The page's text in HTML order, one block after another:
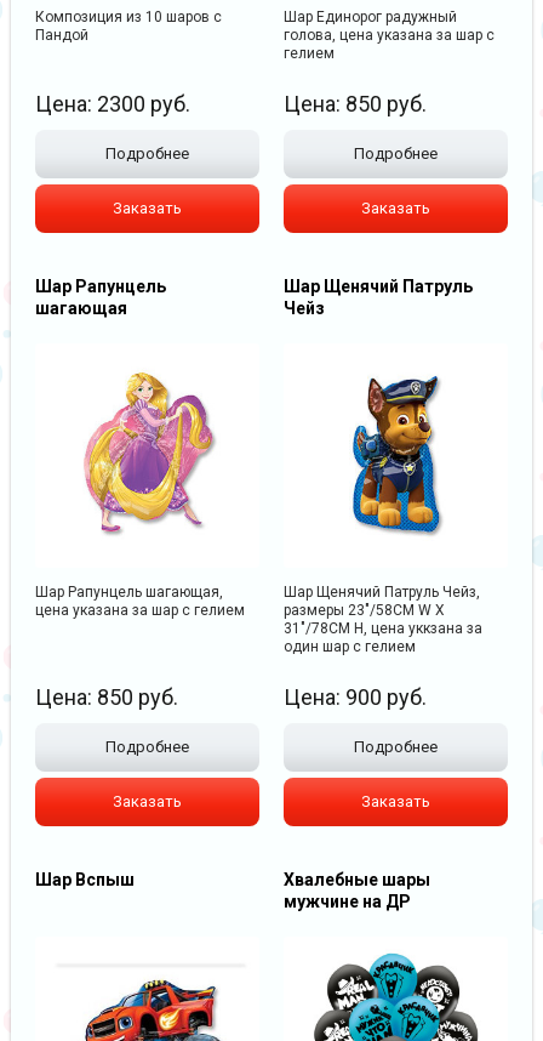
Композиция из 10 шаров с
Пандой
Цена: 2300 руб.
Подробнее
Заказать
Шар Единорог радужный
голова, цена указана за шар с
гелием
Цена: 850 руб.
Подробнее
Заказать
Шар Рапунцель
шагающая
Шар Рапунцель шагающая,
цена указана за шар с гелием
Цена: 850 руб.
Подробнее
Заказать
Шар Щенячий Патруль
Чейз
Шар Щенячий Патруль Чейз,
размеры 23"/58CM W X
31"/78CM H, цена уккзана за
один шар с гелием
Цена: 900 руб.
Подробнее
Заказать
Шар Вспыш
Хвалебные шары
мужчине на ДР